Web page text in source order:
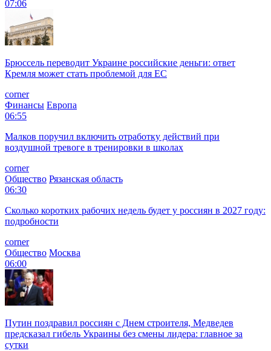
07:06
Брюссель переводит Украине российские деньги: ответ
Кремля может стать проблемой для EC
corner
Финансы Европа
06:55
Малков поручил включить отработку действий при
воздушной тревоге в тренировки в школах
corner
Общество Рязанская область
06:30
Сколько коротких рабочих недель будет у россиян в 2027 году:
подробности
corner
Общество Москва
06:00
Путин поздравил россиян с Днем строителя, Медведев
предсказал гибель Украины без смены лидера: главное за
сутки